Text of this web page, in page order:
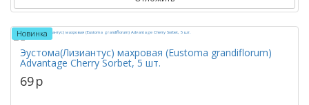
Новинка
Эустома(Лизиантус) махровая (Eustoma grandiflorum)
Advantage Cherry Sorbet, 5 шт.
69p